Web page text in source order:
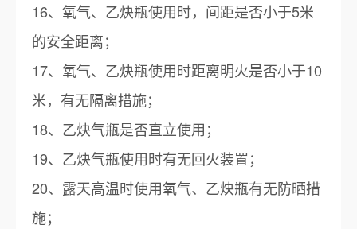
16、氧气、乙炔瓶使用时，间距是否小于5米
的安全距离；
17、氧气、乙炔瓶使用时距离明火是否小于10
米，有无隔离措施；
18、乙炔气瓶是否直立使用；
19、乙炔气瓶使用时有无回火装置；
20、露天高温时使用氧气、乙炔瓶有无防晒措
施；